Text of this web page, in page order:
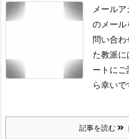
メール
のメール
問い合
た教派
ートに
ら幸い
記事を読む